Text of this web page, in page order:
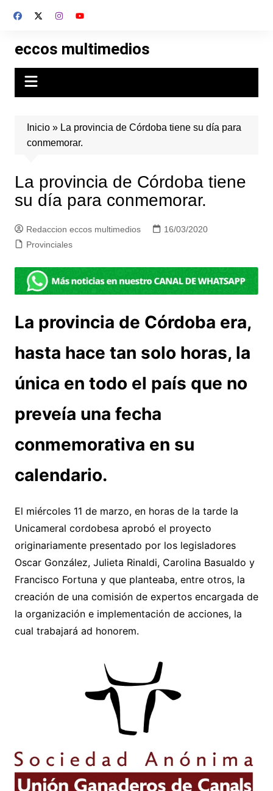
eccos multimedios
Inicio» La provincia de Córdoba tiene su día para
conmemorar.
La provincia de Córdoba tiene
su día para conmemorar.
Redaccion eccos multimedios
16/03/2020
Provinciales
La provincia de Córdoba era,
hasta hace tan solo horas, la
única en todo el país que no
preveía una fecha
conmemorativa en su
calendario.
El miércoles 11 de marzo, en horas de la tarde la
Unicameral cordobesa aprobó el proyecto
originariamente presentado por los legisladores
Oscar González, Julieta Rinaldi, Carolina Basualdo y
Francisco Fortuna y que planteaba, entre otros, la
creación de una comisión de expertos encargada de
la organización e implementación de acciones, la
cual trabajará ad honorem.